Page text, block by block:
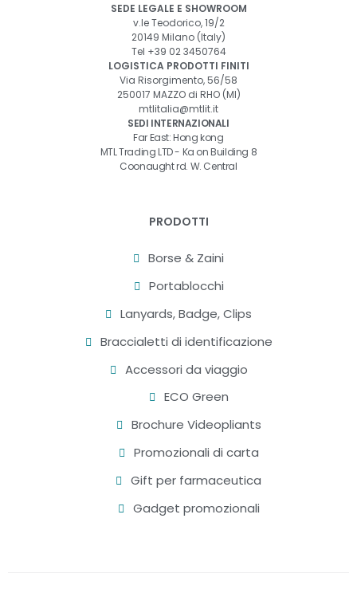
SEDE LEGALE E SHOWROOM
v.le Teodorico, 19/2
20149 Milano (Italy)
Tel +39 02 3450764
LOGISTICA PRODOTTI FINITI
Via Risorgimento, 56/58
250017 MAZZO di RHO (MI)
mtlitalia@mtlit.it
SEDI INTERNAZIONALI
Far East: Hong kong
MTL Trading LTD - Ka on Building 8
Coonaught rd. W. Central
PRODOTTI
Borse & Zaini
Portablocchi
Lanyards, Badge, Clips
Braccialetti di identificazione
Accessori da viaggio
ECO Green
Brochure Videopliants
Promozionali di carta
Gift per farmaceutica
Gadget promozionali